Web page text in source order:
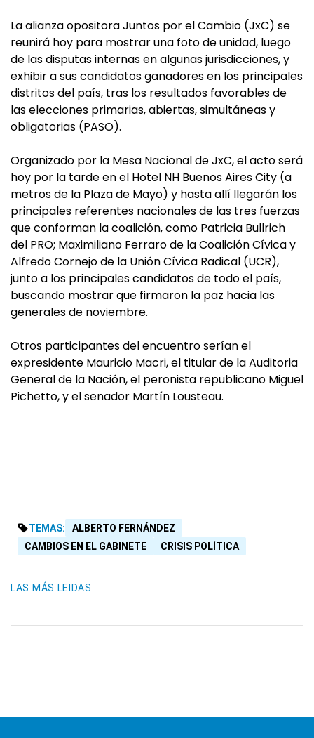
La alianza opositora Juntos por el Cambio (JxC) se
reunirá hoy para mostrar una foto de unidad, luego
de las disputas internas en algunas jurisdicciones, y
exhibir a sus candidatos ganadores en los principales
distritos del país, tras los resultados favorables de
las elecciones primarias, abiertas, simultáneas y
obligatorias (PASO).
Organizado por la Mesa Nacional de JxC, el acto será
hoy por la tarde en el Hotel NH Buenos Aires City (a
metros de la Plaza de Mayo) y hasta allí llegarán los
principales referentes nacionales de las tres fuerzas
que conforman la coalición, como Patricia Bullrich
del PRO; Maximiliano Ferraro de la Coalición Cívica y
Alfredo Cornejo de la Unión Cívica Radical (UCR),
junto a los principales candidatos de todo el país,
buscando mostrar que firmaron la paz hacia las
generales de noviembre.
Otros participantes del encuentro serían el
expresidente Mauricio Macri, el titular de la Auditoria
General de la Nación, el peronista republicano Miguel
Pichetto, y el senador Martín Lousteau.
TEMAS:
ALBERTO FERNÁNDEZ
CAMBIOS EN EL GABINETE
CRISIS POLÍTICA
LAS MÁS LEIDAS